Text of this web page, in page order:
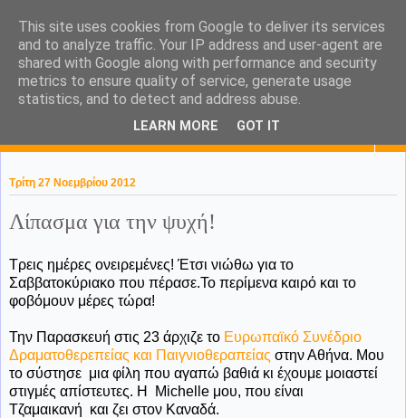
KaPa. Me without you...tea
without a biscuit!
Τρίτη 27 Νοεμβρίου 2012
Λίπασμα για την ψυχή!
Τρεις ημέρες ονειρεμένες! Έτσι νιώθω για το
Σαββατοκύριακο που πέρασε.Το περίμενα καιρό και το
φοβόμουν μέρες τώρα!
Την Παρασκευή στις 23 άρχιζε το Ευρωπαϊκό Συνέδριο
Δραματοθερεπείας και Παιγνιοθεραπείας στην Αθήνα. Μου
το σύστησε μια φίλη που αγαπώ βαθιά κι έχουμε μοιαστεί
στιγμές απίστευτες. Η Μichelle μου, που είναι
Τζαμαικανή και ζει στον Καναδά.
This site uses cookies from Google to deliver its services
and to analyze traffic. Your IP address and user-agent are
shared with Google along with performance and security
metrics to ensure quality of service, generate usage
statistics, and to detect and address abuse.
LEARN MORE GOT IT